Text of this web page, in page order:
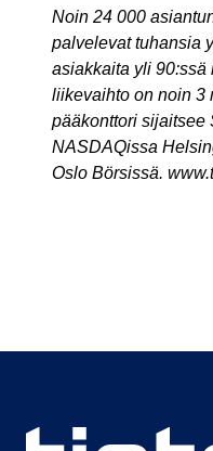
Noin 24 000
palvelevat tuhansia
asiakkaita yli 90:ssä
liikevaihto on noin 3
pääkonttori sijaitsee
NASDAQissa
Oslo Börsissä.